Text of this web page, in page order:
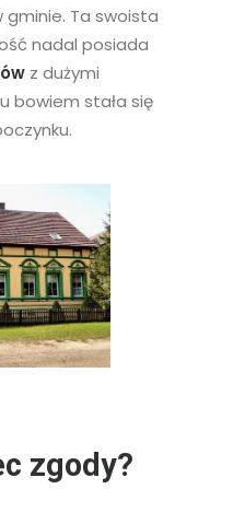
Ta swoista
nadal posiada
z dużymi
bowiem stała się
zgody?